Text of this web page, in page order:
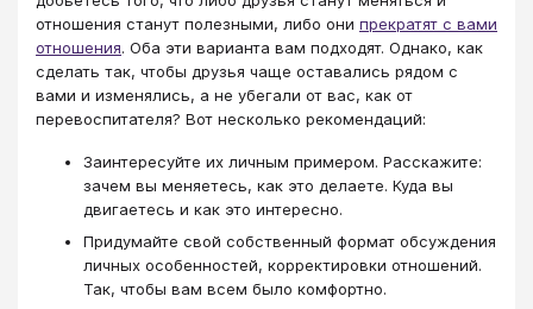
отношения станут полезными, либо они прекратят с вами
отношения. Оба эти варианта вам подходят. Однако, как
сделать так, чтобы друзья чаще оставались рядом с
вами и изменялись, а не убегали от вас, как от
перевоспитателя? Вот несколько рекомендаций:
Заинтересуйте их личным примером. Расскажите:
зачем вы меняетесь, как это делаете. Куда вы
двигаетесь и как это интересно.
Придумайте свой собственный формат обсуждения
личных особенностей, корректировки отношений.
Так, чтобы вам всем было комфортно.